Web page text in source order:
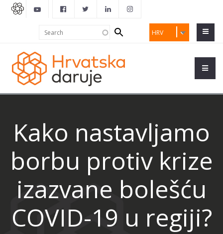
HRV
Search
form
Kako nastavljamo
borbu protiv krize
izazvane bolešću
COVID-19 u regiji?